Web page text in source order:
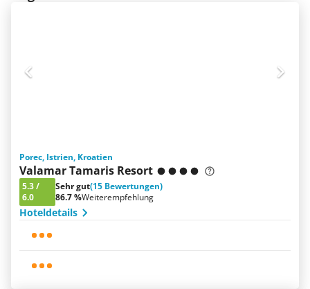
Porec, Istrien, Kroatien
Valamar Tamaris Resort
5.3/
6.0
Sehr gut(15 Bewertungen)
86.7 %Weiterempfehlung
Hoteldetails